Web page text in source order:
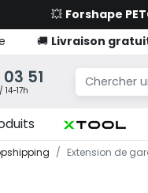
💥 Forshape
🚚 Livraison
51
17h
Extension de